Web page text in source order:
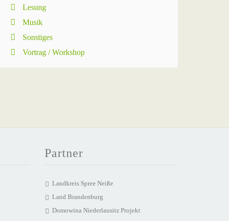
Lesung
Musik
Sonstiges
Vortrag / Workshop
Partner
Landkreis Spree Neiße
Land Brandenburg
Domowina Niederlausitz Projekt